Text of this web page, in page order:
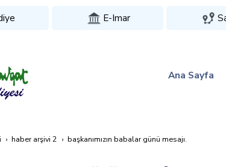
E-Imar
Ana Sayfa
haber arşivi 2 başkanımızın babalar günü mesajı.